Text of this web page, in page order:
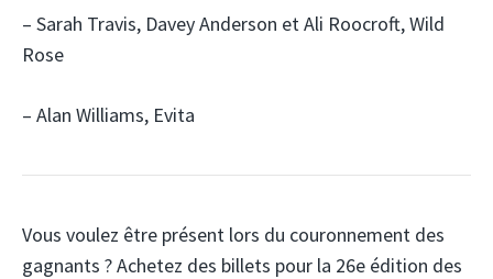
– Sarah Travis, Davey Anderson et Ali Roocroft, Wild
Rose
– Alan Williams, Evita
Vous voulez être présent lors du couronnement des
gagnants ? Achetez des billets pour la 26e édition des